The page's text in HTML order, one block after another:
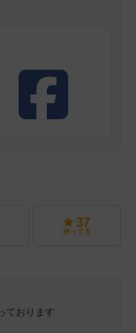
37
持ってる
ております